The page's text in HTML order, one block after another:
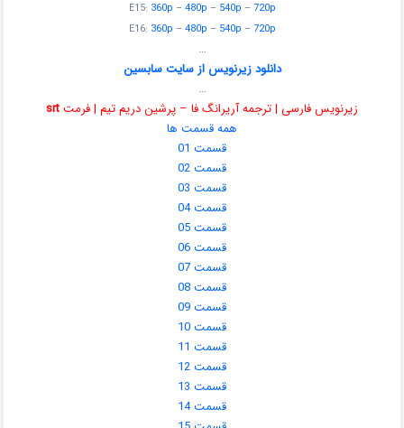
E15: 360p –480p – 540p –720p
E16: 360p –480p – 540p –720p
…
دانلود زیرنویس از سایت سابسین
…
زیرنویس فارسی | ترجمه آریرانگ فا – پرشین دریم تیم | فرمتsrt
همه قسمت ها
قسمت 01
قسمت 02
قسمت 03
قسمت 04
قسمت 05
قسمت 06
قسمت 07
قسمت 08
قسمت 09
قسمت 10
قسمت 11
قسمت 12
قسمت 13
قسمت 14